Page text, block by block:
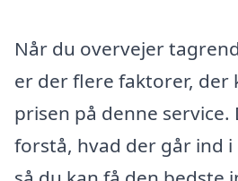
Når du overvejer
er der flere faktorer, der
prisen på denne
forstå, hvad der går ind